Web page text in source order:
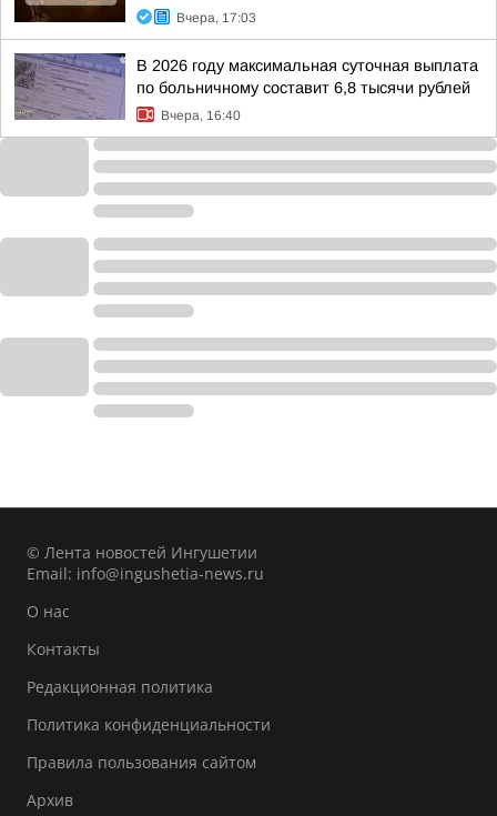
Вчера, 17:03
В 2026 году максимальная суточная выплата
по больничному составит 6,8 тысячи рублей
Вчера, 16:40
© Лента новостей Ингушетии
Email: info@ingushetia-news.ru
О нас
Контакты
Редакционная политика
Политика конфиденциальности
Правила пользования сайтом
Архив